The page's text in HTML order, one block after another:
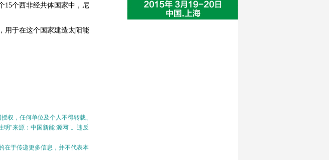
15个西非经共体国家中，尼
用于在这个国家建造太阳能
权，任何单位及个人不得转载、
明"来源：中国新能 源网"。违反
在于传递更多信息，并不代表本